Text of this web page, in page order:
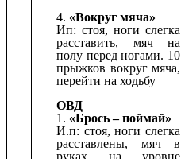
4. «Вокруг мяча»
Ип: стоя, ноги слегка
расставить, мяч на
полу перед ногами. 10
прыжков вокруг мяча,
перейти на ходьбу
ОВД
1. «Брось – поймай»
И.п: стоя, ноги слегка
расставлены, мяч в
руках на уровне